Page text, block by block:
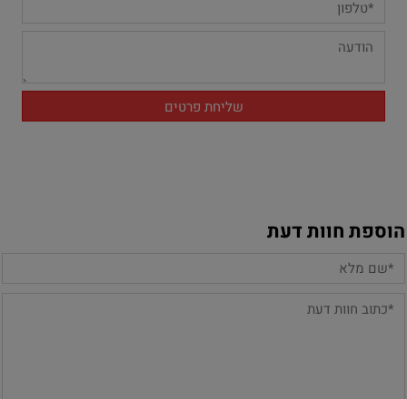
הוספת חוות דעת